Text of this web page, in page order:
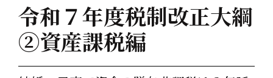
令和７年度税制改正大綱
②資産課税編